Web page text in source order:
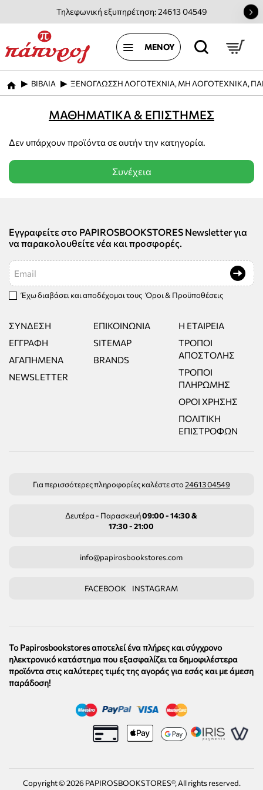
Τηλεφωνική εξυπηρέτηση: 24613 04549
home
ΒΙΒΛΙΑ ΞΕΝΟΓΛΩΣΣΗ ΛΟΓΟΤΕΧΝΙΑ, ΜΗ ΛΟΓΟΤΕΧΝΙΚΑ,
ΜΑΘΗΜΑΤΙΚΑ & ΕΠΙΣΤΗΜΕΣ
Δεν υπάρχουν προϊόντα σε αυτήν την κατηγορία.
Συνέχεια
Εγγραφείτε στο PAPIROSBOOKSTORES Newsletter για
να παρακολουθείτε νέα και προσφορές.
Email
Έχω διαβάσει και αποδέχομαι τους Όροι & Προϋποθέσεις
ΣΎΝΔΕΣΗ
ΕΓΓΡΑΦΉ
ΑΓΑΠΗΜΈΝΑ
NEWSLETTER
ΕΠΙΚΟΙΝΩΝΊΑ
SITEMAP
BRANDS
Η ΕΤΑΙΡΕΊΑ
ΤΡΌΠΟΙ
ΑΠΟΣΤΟΛΉΣ
ΤΡΌΠΟΙ
ΠΛΗΡΩΜΉΣ
ΌΡΟΙ ΧΡΉΣΗΣ
ΠΟΛΙΤΙΚΉ
ΕΠΙΣΤΡΟΦΏΝ
Για περισσότερες πληροφορίες καλέστε στο24613 04549
Δευτέρα - Παρασκευή09:00 - 14:30 &
17:30 - 21:00
info@papirosbookstores.com
FACEBOOK INSTAGRAM
Το Papirosbookstores αποτελεί ένα πλήρες και σύγχρονο
ηλεκτρονικό κατάστημα που εξασφαλίζει τα δημοφιλέστερα
προϊόντα στις καλύτερες τιμές της αγοράς για εσάς και με άμεση
παράδοση!
Copyright ©2026PAPIROSBOOKSTORES®, All rights reserved.